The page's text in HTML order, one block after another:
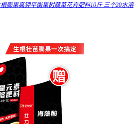
膨果高钾平衡果树蔬菜花卉肥料10斤 三个20水溶